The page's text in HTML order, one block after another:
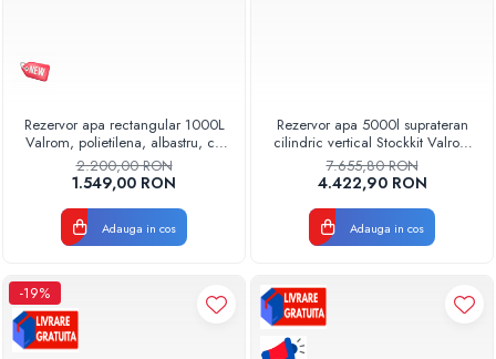
Rezervor apa rectangular 1000L
Valrom, polietilena, albastru, cu
capac, pentru stocare apa
2.200,00 RON
1.549,00 RON
Adauga in cos
Rezervor apa 5000l suprateran
cilindric vertical Stockkit Valrom
49020150000
7.655,80 RON
4.422,90 RON
Adauga in cos
-19%